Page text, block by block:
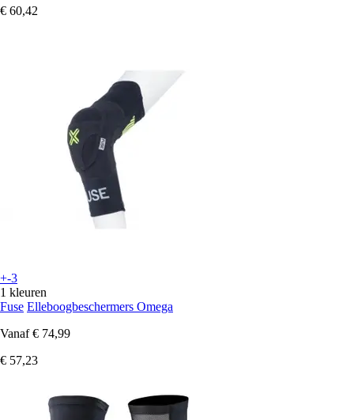
€ 60,42
+-3
1 kleuren
Fuse Elleboogbeschermers Omega
Vanaf € 74,99
€ 57,23